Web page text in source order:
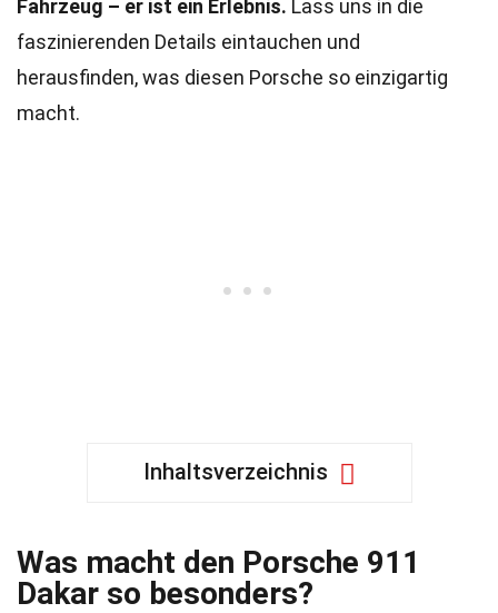
Fahrzeug – er ist ein Erlebnis. Lass uns in die
faszinierenden Details eintauchen und
herausfinden, was diesen Porsche so einzigartig
macht.
Inhaltsverzeichnis
Was macht den Porsche 911
Dakar so besonders?